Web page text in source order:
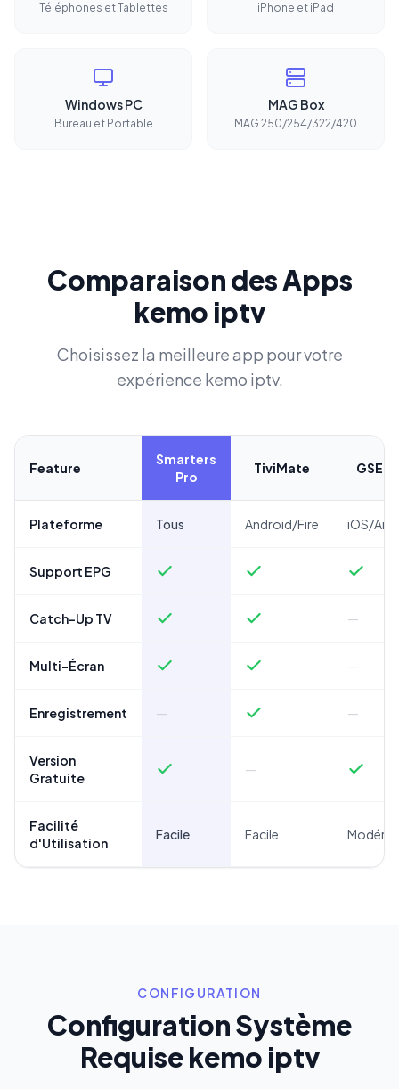
Téléphones et Tablettes iPhone et iPad
Windows PC
Bureau et Portable
MAG Box
MAG 250/254/322/420
Comparaison des Apps
kemo iptv
Choisissez la meilleure app pour votre
expérience kemo iptv.
Feature
Smarters
Pro
TiviMate GSE
Plateforme Tous Android/Fire iOS/
Support EPG
Catch-Up TV —
Multi-Écran —
Enregistrement — —
Version
Gratuite
—
Facilité
d'Utilisation
Facile Facile Modéré
CONFIGURATION
Configuration Système
Requise kemo iptv